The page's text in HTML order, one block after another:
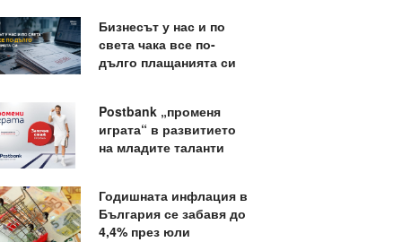
Бизнесът у нас и по
света чака все по-
дълго плащанията си
Postbank „променя
играта“ в развитието
на младите таланти
Годишната инфлация в
България се забавя до
4,4% през юли